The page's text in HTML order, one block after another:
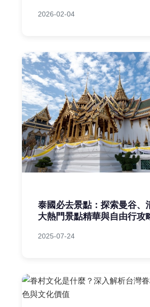
2026-02-04
泰國必去景點：探索曼谷、
大熱門景點精華與自由行攻
2025-07-24